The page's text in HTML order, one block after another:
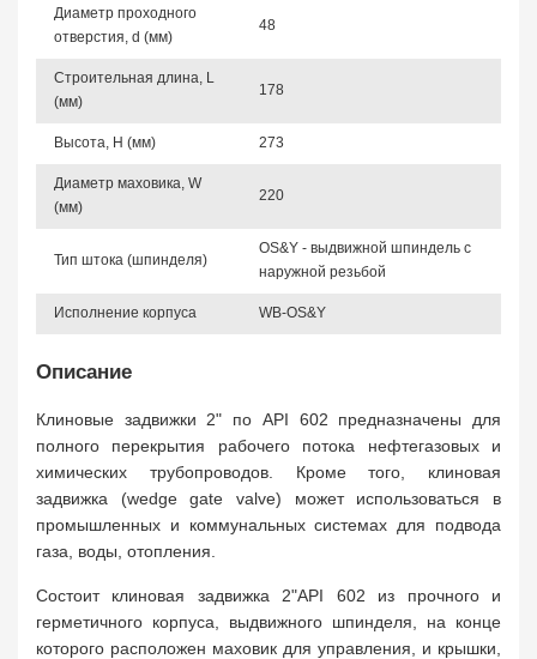
Диаметр проходного
отверстия, d (мм)
48
Строительная длина, L
(мм)
178
Высота, Н (мм) 273
Диаметр маховика, W
(мм)
220
Тип штока (шпинделя)
OS&Y - выдвижной шпиндель с
наружной резьбой
Исполнение корпуса WB-OS&Y
Описание
Клиновые задвижки 2" по API 602 предназначены для
полного перекрытия рабочего потока нефтегазовых и
химических трубопроводов. Кроме того, клиновая
задвижка (wedge gate valve) может использоваться в
промышленных и коммунальных системах для подвода
газа, воды, отопления.
Состоит клиновая задвижка 2"API 602 из прочного и
герметичного корпуса, выдвижного шпинделя, на конце
которого расположен маховик для управления, и крышки,